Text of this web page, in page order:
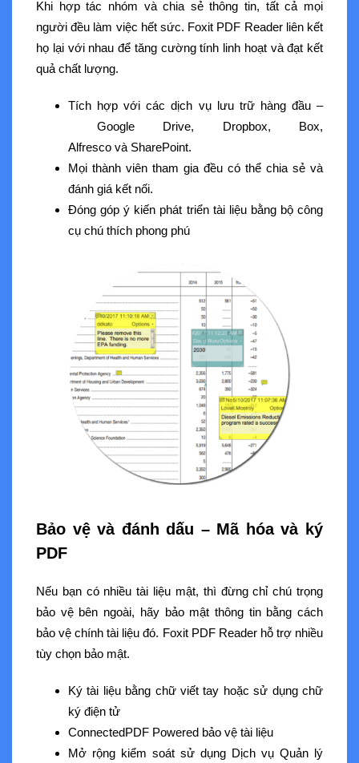
Khi hợp tác nhóm và chia sẻ thông tin, tất cả mọi
người đều làm việc hết sức. Foxit PDF Reader liên kết
họ lại với nhau để tăng cường tính linh hoạt và đạt kết
quả chất lượng.
Tích hợp với các dịch vụ lưu trữ hàng đầu –
Google Drive, Dropbox, Box,
Alfresco và SharePoint.
Mọi thành viên tham gia đều có thể chia sẻ và
đánh giá kết nối.
Đóng góp ý kiến phát triển tài liệu bằng bộ công
cụ chú thích phong phú
Bảo vệ và đánh dấu – Mã hóa và ký
PDF
Nếu bạn có nhiều tài liệu mật, thì đừng chỉ chú trọng
bảo vệ bên ngoài, hãy bảo mật thông tin bằng cách
bảo vệ chính tài liệu đó. Foxit PDF Reader hỗ trợ nhiều
tùy chọn bảo mật.
Ký tài liệu bằng chữ viết tay hoặc sử dụng chữ
ký điện tử
ConnectedPDF Powered bảo vệ tài liệu
Mở rộng kiểm soát sử dụng Dịch vụ Quản lý